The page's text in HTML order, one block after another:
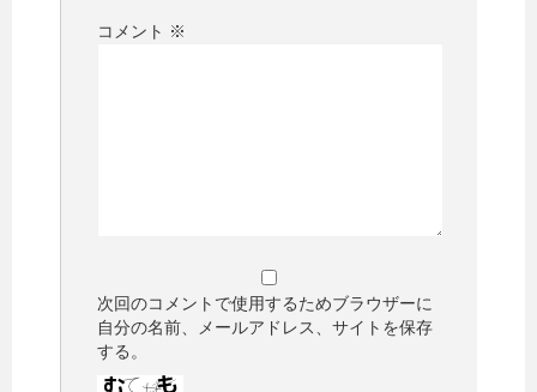
コメント ※
次回のコメントで使用するためブラウザーに
自分の名前、メールアドレス、サイトを保存
する。